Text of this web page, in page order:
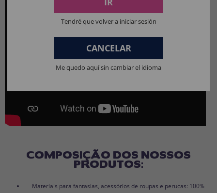
COMPOSIÇÃO DOS NOSSOS
PRODUTOS:
Materiais para fantasias, acessórios de roupas e perucas: 100%
Tendré que volver a iniciar sesión
CANCELAR
Me quedo aquí sin cambiar el idioma